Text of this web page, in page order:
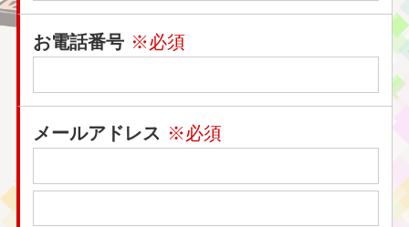
お電話番号 ※必須
メールアドレス ※必須